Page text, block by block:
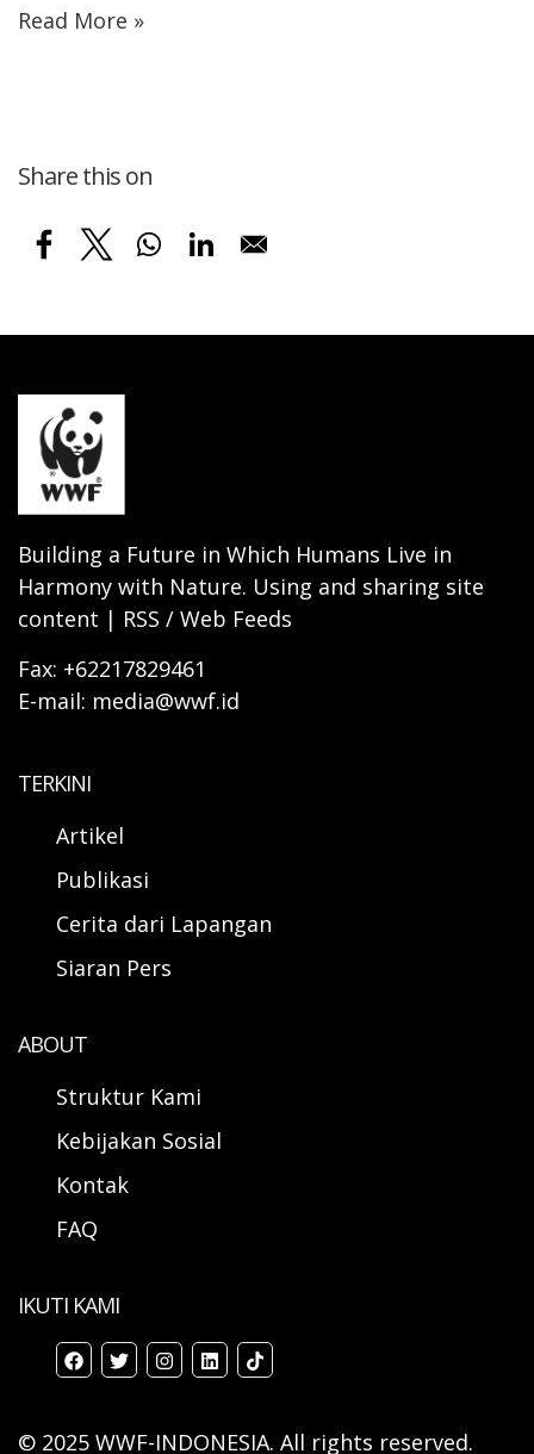
Read More »
Share this on
Building a Future in Which Humans Live in
Harmony with Nature. Using and sharing site
content | RSS / Web Feeds
Fax: +62217829461
E-mail: media@wwf.id
TERKINI
Artikel
Publikasi
Cerita dari Lapangan
Siaran Pers
ABOUT
Struktur Kami
Kebijakan Sosial
Kontak
FAQ
IKUTI KAMI
© 2025 WWF-INDONESIA. All rights reserved.